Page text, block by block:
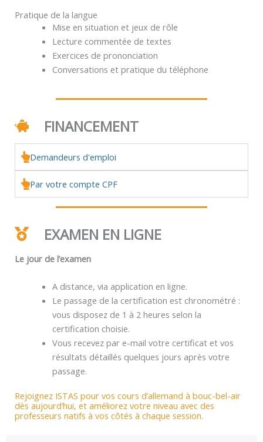
Pratique de la langue
Mise en situation et jeux de rôle
Lecture commentée de textes
Exercices de prononciation
Conversations et pratique du téléphone
FINANCEMENT
Demandeurs d'emploi
Par votre compte CPF
EXAMEN EN LIGNE
Le jour de l’examen
A distance, via application en ligne.
Le passage de la certification est chronométré :
vous disposez de 1 à 2 heures selon la
certification choisie.
Vous recevez par e-mail votre certificat et vos
résultats détaillés quelques jours après votre
passage.
Rejoignez ISTAS pour vos cours d’allemand à bouc-bel-air
dès aujourd’hui, et améliorez votre niveau avec des
professeurs natifs à vos côtés à chaque session.